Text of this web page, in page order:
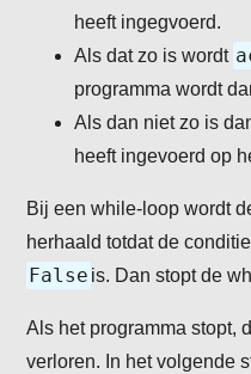
heeft ingegvoerd.
Als dat zo is wordt
programma wordt
Als dan niet zo is
heeft ingevoerd op
Bij een while-loop wordt
herhaald totdat de
False is. Dan stopt de
Als het programma stopt,
verloren. In het volgende